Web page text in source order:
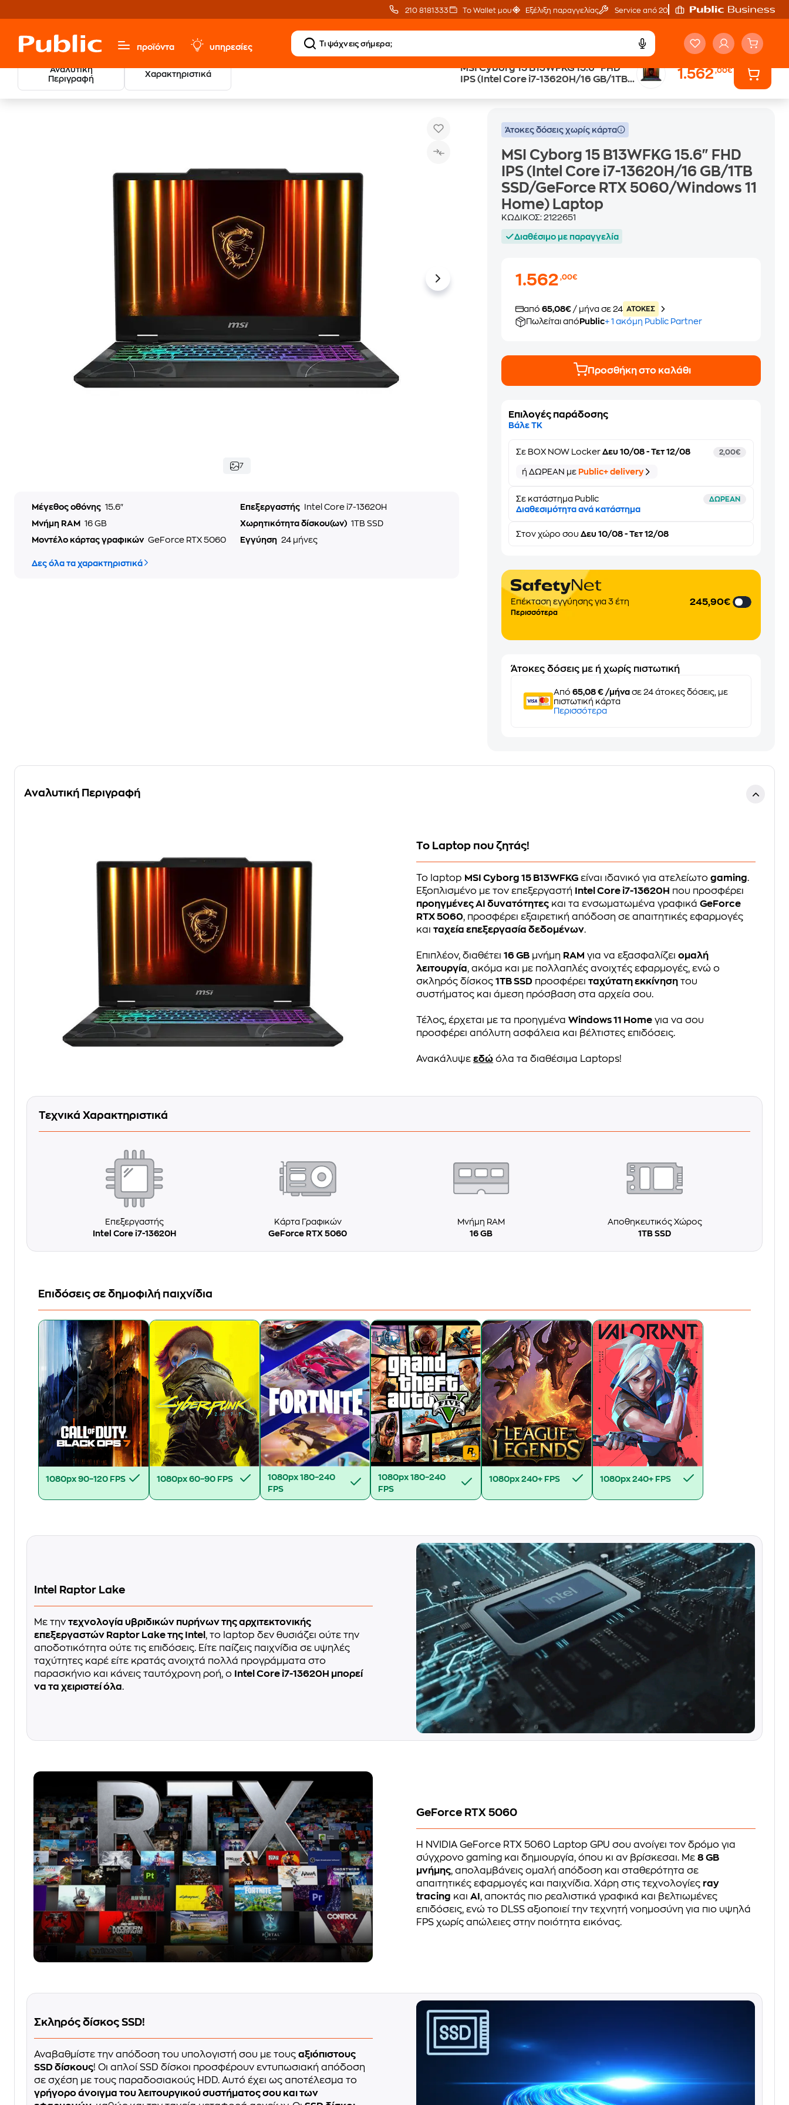
210 8181333 Το Wallet μου Εξέλιξη παραγγελίας Service από 20'
προϊόντα υπηρεσίες
Αναλυτική
Περιγραφή
Χαρακτηριστικά
MSI Cyborg 15 B13WFKG 15.6" FHD
IPS (Intel Core i7-13620H/16 GB/1TB
Home) Laptop
1.562,00€
Υπολογιστές & Περιφερειακά
MSI Cyborg 15 B13WFKG 15.6" FHD IPS (Intel Core i7-13620H/16 GB/1TB SSD/GeForce RTX 5060/Windows 11 Home) Laptop
7
Μέγεθος οθόνης 15.6" Επεξεργαστής
Intel Core i7-13620H
Μνήμη RAM
16 GB Χωρητικότητα δίσκου(ων) 1TB SSD
Μοντέλο κάρτας γραφικών GeForce RTX 5060 Εγγύηση 24 μήνες
Δες όλα τα χαρακτηριστικά
Άτοκες δόσεις χωρίς κάρτα
MSI Cyborg 15 B13WFKG 15.6" FHD
IPS (Intel Core i7-13620H/16 GB/1TB
SSD/GeForce RTX 5060/Windows 11
Home) Laptop
ΚΩΔΙΚΟΣ:2122651
Διαθέσιμο με παραγγελία
1.562,00€
από65,08€ / μήνα σε 24 ATOKEΣ
Πωλείται από Public+ 1 ακόμη Public Partner
Προσθήκη στο καλάθι
Επιλογές παράδοσης
Βάλε ΤΚ
Σε BOX NOW Locker Δευ 10/08 - Τετ 12/08 2,00€
ή ΔΩΡΕΑΝ με Public+ delivery
Σε κατάστημα Public ΔΩΡΕΑΝ
Διαθεσιμότητα ανά κατάστημα
Στονχώρο σου Δευ 10/08 - Τετ 12/08
Επέκταση εγγύησης για 3 έτη
Περισσότερα
245,90€
Άτοκες δόσεις με ή χωρίς πιστωτική
Από65,08 € /μήνα σε 24 άτοκες δόσεις, με
πιστωτική κάρτα
Περισσότερα
Αναλυτική Περιγραφή
Το Laptop που ζητάς!
Το laptop MSI Cyborg 15 B13WFKG είναι ιδανικό για ατελείωτοgaming.
Εξοπλισμένο με τον επεξεργαστή
Intel Core i7-13620H που προσφέρει
προηγμένες AI δυνατότητες και τα ενσωματωμένα γραφικάGeForce
RTX 5060, προσφέρει εξαιρετική απόδοση σε απαιτητικές εφαρμογές
καιταχεία επεξεργασία δεδομένων.
Επιπλέον, διαθέτει16 GB μνήμη RAM για να εξασφαλίζειομαλή
λειτουργία, ακόμα και με πολλαπλές ανοιχτές εφαρμογές, ενώ ο
σκληρός δίσκος1TB SSD προσφέρειταχύτατη εκκίνηση του
συστήματος και άμεση πρόσβαση στα αρχεία σου.
Τέλος, έρχεται με τα προηγμέναWindows 11 Home για να σου
προσφέρει απόλυτη ασφάλεια και βέλτιστες επιδόσεις.
Ανακάλυψεεδώ όλα τα διαθέσιμα Laptops!
Τεχνικά Χαρακτηριστικά
Επεξεργαστής
Intel Core i7-13620H
Κάρτα Γραφικών
GeForce RTX 5060
Μνήμη RAM
16 GB
Αποθηκευτικός Χώρος
1TB SSD
Επιδόσεις σε δημοφιλή παιχνίδια
1080px 90–120 FPS 1080px 60–90 FPS 1080px 180–240
FPS
1080px 180–240
FPS
1080px 240+ FPS 1080px 240+ FPS
Intel Raptor Lake
Με την τεχνολογία υβριδικών πυρήνων της αρχιτεκτονικής
επεξεργαστών Raptor Lake της Intel , το laptop δεν θυσιάζει ούτε την
αποδοτικότητα ούτε τις επιδόσεις. Είτε παίζεις παιχνίδια σε υψηλές
ταχύτητες καρέ είτε κρατάς ανοιχτά πολλά προγράμματα στο
παρασκήνιο και κάνεις ταυτόχρονη ροή, ο
Intel Core i7-13620H μπορεί
να τα χειριστεί όλα.
GeForce RTX 5060
Η NVIDIA GeForce RTX 5060 Laptop GPU σου ανοίγει τον δρόμο για
σύγχρονο gaming και δημιουργία, όπου κι αν βρίσκεσαι. Με8 GB
μνήμης, απολαμβάνεις ομαλή απόδοση και σταθερότητα σε
απαιτητικές εφαρμογές και παιχνίδια. Χάρη στις τεχνολογίες ray
tracing καιAI , αποκτάς πιο ρεαλιστικά γραφικά και βελτιωμένες
επιδόσεις, ενώ το DLSS αξιοποιεί την τεχνητή νοημοσύνη για πιο υψηλά
FPS χωρίς απώλειες στην ποιότητα εικόνας.
Σκληρός δίσκος SSD!
Αναβαθμίστε την απόδοση του υπολογιστή σου με τους αξιόπιστους
SSD δίσκους! Οι απλοί SSD δίσκοι προσφέρουν εντυπωσιακή απόδοση
σε σχέση με τους παραδοσιακούς HDD. Αυτό έχει ως αποτέλεσμα το
γρήγορο άνοιγμα του λειτουργικού συστήματος σου και των